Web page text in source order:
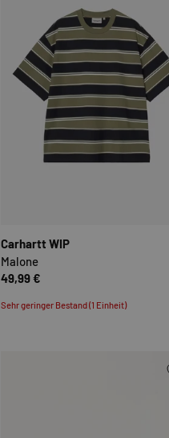
Carhartt WIP
Malone
49,99 €
Sehr geringer Bestand (1 Einheit)